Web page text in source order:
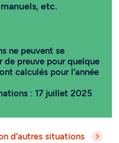
etc.
ne peuvent se
de preuve pour quelque
calculés pour l’année
: 17 juillet 2025
d’autres situations